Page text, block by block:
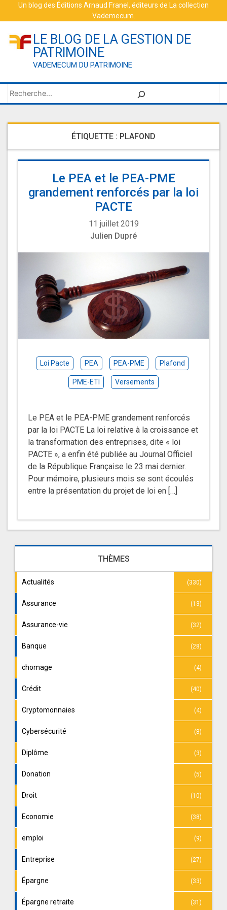
Un blog des Éditions Arnaud Franel , éditeurs de La collection
Vademecum
LE BLOG DE LA GESTION DE
PATRIMOINE
VADEMECUM DU PATRIMOINE
Rechercher
ÉTIQUETTE : PLAFOND
Le PEA et le PEA-PME
grandement renforcés par la loi
PACTE
11 juillet 2019
Julien Dupré
Loi Pacte PEA PEA-PME Plafond
PME-ETI Versements
Le PEA et le PEA-PME grandement renforcés
par la loi PACTE La loi relative à la croissance et
la transformation des entreprises, dite « loi
PACTE », a enfin été publiée au Journal Officiel
de la République Française le 23 mai dernier.
Pour mémoire, plusieurs mois se sont écoulés
entre la présentation du projet de loi en […]
THÈMES
Actualités (330)
Assurance (13)
Assurance-vie (32)
Banque (28)
chomage (4)
Crédit (40)
Cryptomonnaies (4)
Cybersécurité (8)
Diplôme (3)
Donation (5)
Droit (10)
Economie (38)
emploi (9)
Entreprise (27)
Épargne (33)
Épargne retraite (31)